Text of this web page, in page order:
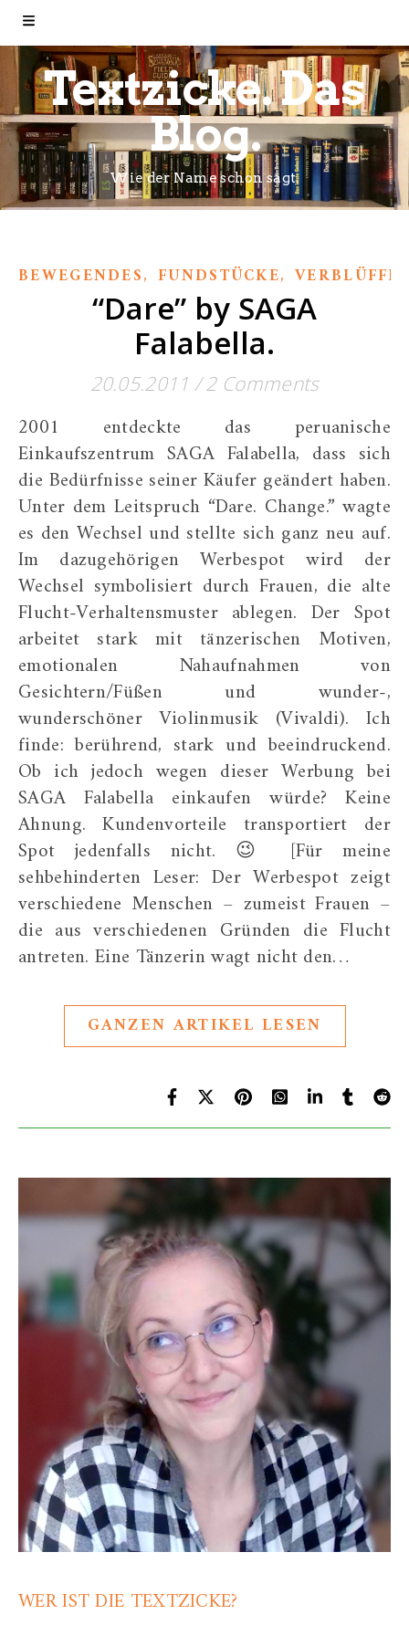
Textzicke. Das
Blog.
Wie der Name schon sagt.
BEWEGENDES, FUNDSTÜCKE,
“Dare” by SAGA
Falabella.
20.05.2011 / 2 Comments
2001 entdeckte das peruanische
Einkaufszentrum SAGA Falabella, dass sich
die Bedürfnisse seiner Käufer geändert haben.
Unter dem Leitspruch “Dare. Change.” wagte
es den Wechsel und stellte sich ganz neu auf.
Im dazugehörigen Werbespot wird der
Wechsel symbolisiert durch Frauen, die alte
Flucht-Verhaltensmuster ablegen. Der Spot
arbeitet stark mit tänzerischen Motiven,
emotionalen Nahaufnahmen von
Gesichtern/Füßen und wunder-,
wunderschöner Violinmusik (Vivaldi). Ich
finde: berührend, stark und beeindruckend.
Ob ich jedoch wegen dieser Werbung bei
SAGA Falabella einkaufen würde? Keine
Ahnung. Kundenvorteile transportiert der
Spot jedenfalls nicht. 😉 [Für meine
sehbehinderten Leser: Der Werbespot zeigt
verschiedene Menschen – zumeist Frauen –
die aus verschiedenen Gründen die Flucht
antreten. Eine Tänzerin wagt nicht den…
GANZEN ARTIKEL LESEN
WER IST DIE TEXTZICKE?